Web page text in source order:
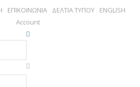
ΕΠΙΚΟΙΝΩΝΙΑ ΔΕΛΤΙΑ ΤΥΠΟΥ
ENGLISH
Account